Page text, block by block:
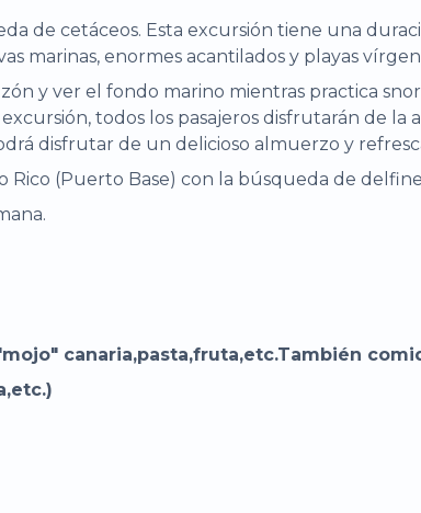
de cetáceos. Esta excursión tiene una
marinas, enormes acantilados y playas
y ver el fondo marino mientras practica
todos los pasajeros disfrutarán de
disfrutar de un delicioso almuerzo y
(Puerto Base) con la búsqueda de
canaria,pasta,fruta,etc.También